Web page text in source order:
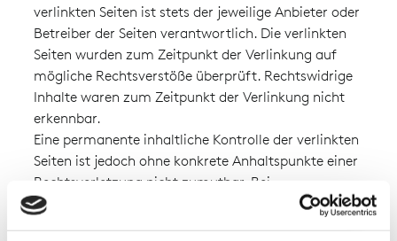
verlinkten Seiten ist stets der jeweilige Anbieter oder
Betreiber der Seiten verantwortlich. Die verlinkten
Seiten wurden zum Zeitpunkt der Verlinkung auf
mögliche Rechtsverstöße überprüft. Rechtswidrige
Inhalte waren zum Zeitpunkt der Verlinkung nicht
erkennbar.
Eine permanente inhaltliche Kontrolle der verlinkten
Seiten ist jedoch ohne konkrete Anhaltspunkte einer
Rechtsverletzung nicht zumutbar. Bei
Bekanntwerden von Rechtsverletzungen werden wir